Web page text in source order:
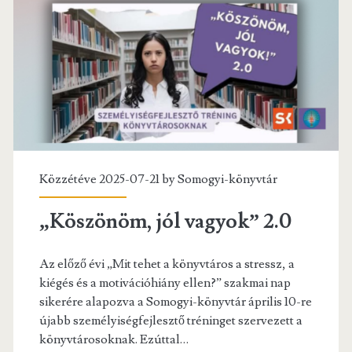
k
Közzétéve 2025-07-21 bySomogyi-könyvtár
„Köszönöm, jól vagyok” 2.0
Az előző évi „Mit tehet a könyvtáros a stressz, a
kiégés és a motivációhiány ellen?” szakmai nap
sikerére alapozva a Somogyi-könyvtár április 10-re
újabb személyiségfejlesztő tréninget szervezett a
könyvtárosoknak. Ezúttal…